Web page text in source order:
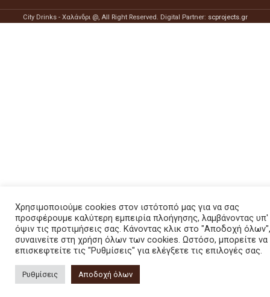
City Drinks - Χαλάνδρι @, All Right Reserved. Digital Partner: scprojects.gr
Χρησιμοποιούμε cookies στον ιστότοπό μας για να σας
προσφέρουμε καλύτερη εμπειρία πλοήγησης, λαμβάνοντας υπ'
όψιν τις προτιμήσεις σας. Κάνοντας κλικ στο "Αποδοχή όλων",
συναινείτε στη χρήση όλων των cookies. Ωστόσο, μπορείτε να
επισκεφτείτε τις "Ρυθμίσεις" για ελέγξετε τις επιλογές σας.
Ρυθμίσεις Αποδοχή όλων